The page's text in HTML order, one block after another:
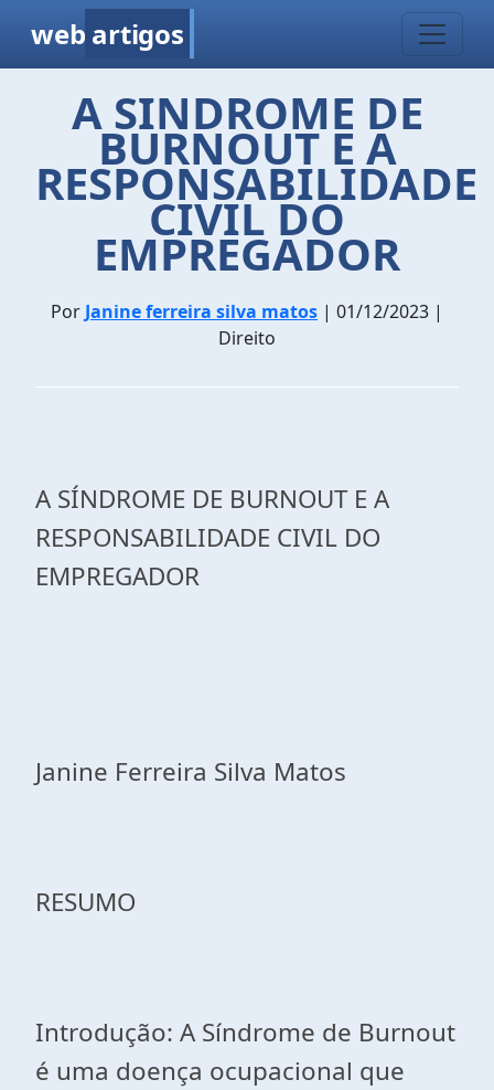
web artigos
A SINDROME DE
BURNOUT E A
RESPONSABILIDADE
CIVIL DO
EMPREGADOR
Por Janine ferreira silva matos | 01/12/2023 |
Direito
A SÍNDROME DE BURNOUT E A
RESPONSABILIDADE CIVIL DO
EMPREGADOR
Janine Ferreira Silva Matos
RESUMO
Introdução: A Síndrome de Burnout
é uma doença ocupacional que